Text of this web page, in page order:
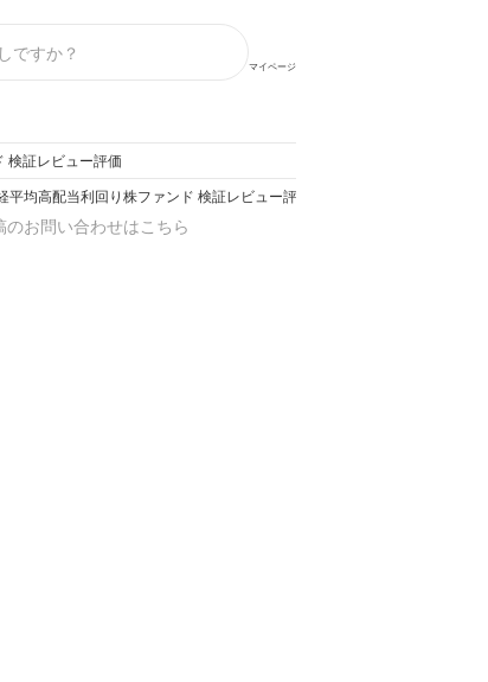
マイページ
検証レビュー評価
均高配当利回り株ファンド 検証レビュー評価
のお問い合わせはこちら